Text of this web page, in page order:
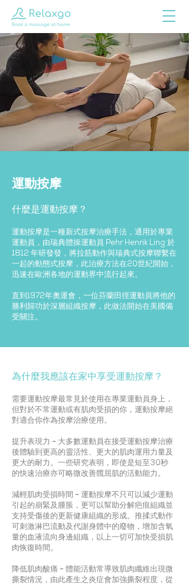
運動按摩
什麼是運動按摩？
運動按摩是一種新式按摩治療手法，通用於專業
運動員，由瑞典體操運動員 Pehr Henrik Ling 於
1812 年研發發，將拉筋動作與瑞典式按摩聯繫在
一起的動態式按摩，此治療方法在20世紀開始，
迅速在歐洲各地的運動界中流行起來。
直到1972年奧運會，一位芬蘭田徑運動員將他的
勝利歸功於深層組織按摩，此做法開始在美國備
受關注。
為什麼我應該在家中享受運動按摩？
需要運動按摩最常見於使用在專業運動員身上，
但對於不常運動或有肌肉受損的你，運動按摩絕
對適合你作為按摩治療使用。
提升表現力 - 大多數運動員在接受運動按摩治療
後體驗到更高的靈活性、更大的肌肉運用力量及
更大的耐力。一些研究表明，即使是短至30秒
的快速治療亦可略微改善髖屈肌的活動能力。
減輕肌肉受損時間 - 運動按摩不只可以減少運動
引起的崩緊及腫脹，更可以幫助分解疤痕組織並
支持受傷後的更新健康組織的形成。推揉式動作
可刺激淋巴流動及代謝身體中的廢物，增加含氧
量的血液流向身邊組織，以上一切可加快受損肌
肉恢復時間。
降低肌肉酸痛 - 體能活動常導致肌肉纖維出現微
撕裂情況，由此產生之炎症會加強撕裂程度，從